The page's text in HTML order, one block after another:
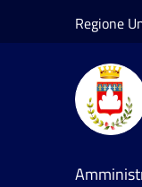
Regione